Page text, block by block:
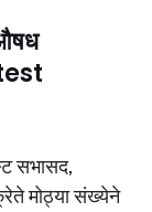
सभासद,
मोठ्या संख्येने